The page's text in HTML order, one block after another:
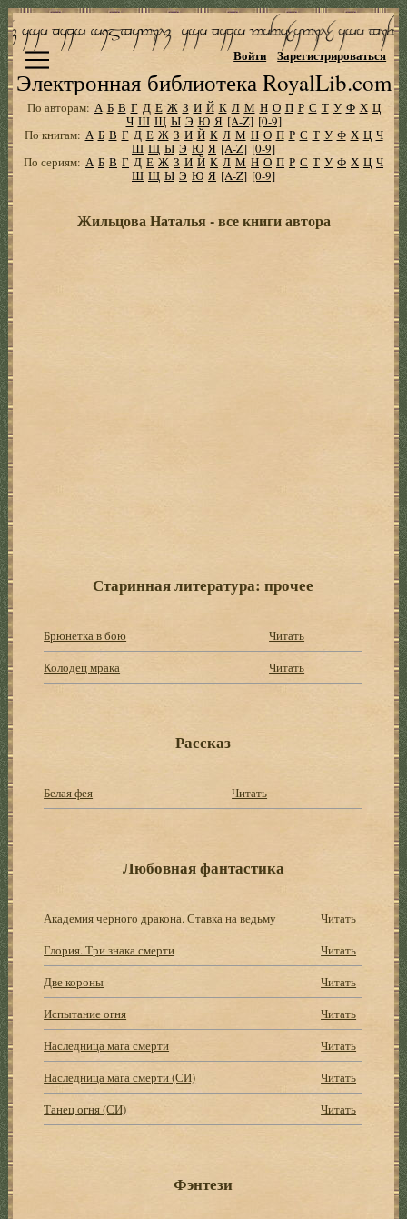
Электронная библиотека RoyalLib.com
Войти Зарегистрироваться
По авторам: А Б В Г Д Е Ж З И Й К Л М Н О П Р С Т У Ф Х Ц
Ч Ш Щ Ы Э Ю Я [A-Z] [0-9]
По книгам: А Б В Г Д Е Ж З И Й К Л М Н О П Р С Т У Ф Х Ц Ч
Ш Щ Ы Э Ю Я [A-Z] [0-9]
По сериям: А Б В Г Д Е Ж З И Й К Л М Н О П Р С Т У Ф Х Ц Ч
Ш Щ Ы Э Ю Я [A-Z] [0-9]
Жильцова Наталья - все книги автора
Старинная литература: прочее
Брюнетка в бою
Читать
Колодец мрака
Читать
Рассказ
Белая фея Читать
Любовная фантастика
Академия черного дракона. Ставка на ведьму
Читать
Глория. Три знака смерти
Читать
Две короны
Читать
Испытание огня
Читать
Наследница мага смерти
Читать
Наследница мага смерти (СИ)
Читать
Танец огня (СИ)
Читать
Фэнтези